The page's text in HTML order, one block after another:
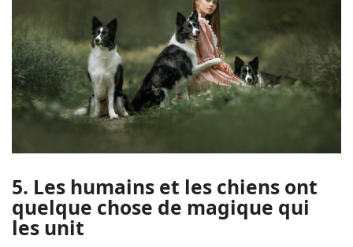
5. Les humains et les chiens ont
quelque chose de magique qui
les unit